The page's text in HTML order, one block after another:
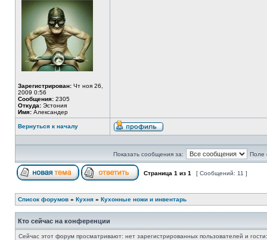
Зарегистрирован: Чт ноя 26,
2009 0:56
Сообщения: 2305
Откуда: Эстония
Имя: Александер
Вернуться к началу
Показать сообщения за: Поле
Страница 1 из 1 [ Сообщений: 11 ]
Список форумов » Кухня » Кухонные ножи и инвентарь
Кто сейчас на конференции
Сейчас этот форум просматривают: нет зарегистрированных пользователей и